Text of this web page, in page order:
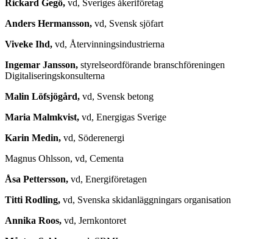
Rickard Gegö, vd, Sveriges åkeriföretag
Anders Hermansson, vd, Svensk sjöfart
Viveke Ihd, vd, Återvinningsindustrierna
Ingemar Jansson, styrelseordförande branschföreningen
Digitaliseringskonsulterna
Malin Löfsjögård, vd, Svensk betong
Maria Malmkvist, vd, Energigas Sverige
Karin Medin, vd, Söderenergi
Magnus Ohlsson, vd, Cementa
Åsa Pettersson, vd, Energiföretagen
Titti Rodling, vd, Svenska skidanläggningars organisation
Annika Roos, vd, Jernkontoret